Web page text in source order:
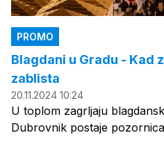
PROMO
Blagdani u Gradu - Kad
zablista
20.11.2024 10:24
U toplom zagrljaju
Dubrovnik postaje